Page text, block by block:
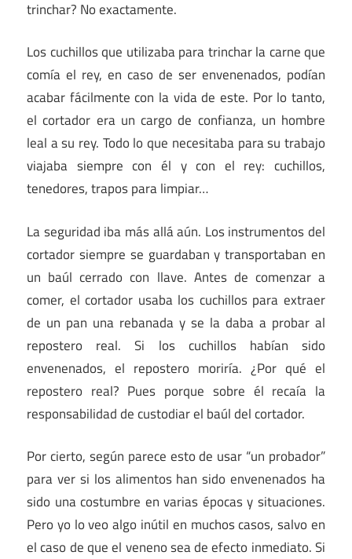
trinchar? No exactamente.
Los cuchillos que utilizaba para trinchar la carne que
comía el rey, en caso de ser envenenados, podían
acabar fácilmente con la vida de este. Por lo tanto,
el cortador era un cargo de confianza, un hombre
leal a su rey. Todo lo que necesitaba para su trabajo
viajaba siempre con él y con el rey: cuchillos,
tenedores, trapos para limpiar…
La seguridad iba más allá aún. Los instrumentos del
cortador siempre se guardaban y transportaban en
un baúl cerrado con llave. Antes de comenzar a
comer, el cortador usaba los cuchillos para extraer
de un pan una rebanada y se la daba a probar al
repostero real. Si los cuchillos habían sido
envenenados, el repostero moriría. ¿Por qué el
repostero real? Pues porque sobre él recaía la
responsabilidad de custodiar el baúl del cortador.
Por cierto, según parece esto de usar “un probador”
para ver si los alimentos han sido envenenados ha
sido una costumbre en varias épocas y situaciones.
Pero yo lo veo algo inútil en muchos casos, salvo en
el caso de que el veneno sea de efecto inmediato. Si